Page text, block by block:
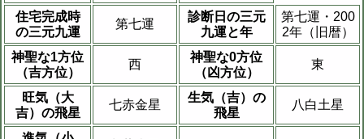
住宅完成時
の三元九運
第七運
診断日の三元
九運と年
第七運・200
2年（旧暦）
神聖な1方位
（吉方位）
西
神聖な0方位
（凶方位）
東
旺気（大
吉）の飛星
七赤金星
生気（吉）の
飛星
八白土星